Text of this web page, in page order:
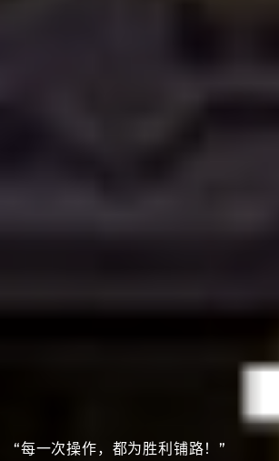
“每一次操作，都为胜利铺路！”